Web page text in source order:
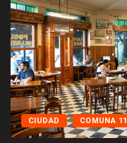
CIUDAD COMUNA 11